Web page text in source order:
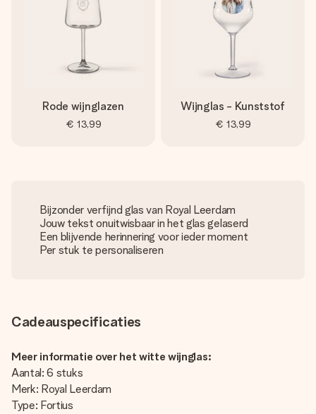
Rode wijnglazen
€ 13,99
Wijnglas - Kunststof
€ 13,99
Bijzonder verfijnd glas van Royal Leerdam
Jouw tekst onuitwisbaar in het glas gelaserd
Een blijvende herinnering voor ieder moment
Per stuk te personaliseren
Cadeauspecificaties
Meer informatie over het witte wijnglas:
Aantal: 6 stuks
Merk: Royal Leerdam
Type: Fortius